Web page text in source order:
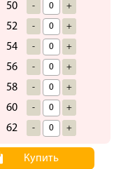
50 - +
52 - +
54 - +
56 - +
58 - +
60 - +
62 - +
Купить